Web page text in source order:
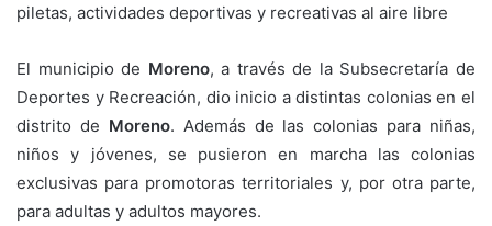
piletas, actividades deportivas y recreativas al aire libre
El municipio de Moreno, a través de la Subsecretaría de
Deportes y Recreación, dio inicio a distintas colonias en el
distrito de Moreno. Además de las colonias para niñas,
niños y jóvenes, se pusieron en marcha las colonias
exclusivas para promotoras territoriales y, por otra parte,
para adultas y adultos mayores.